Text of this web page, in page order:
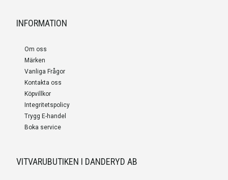
INFORMATION
Om oss
Märken
Vanliga Frågor
Kontakta oss
Köpvillkor
Integritetspolicy
Trygg E-handel
Boka service
VITVARUBUTIKEN I DANDERYD AB